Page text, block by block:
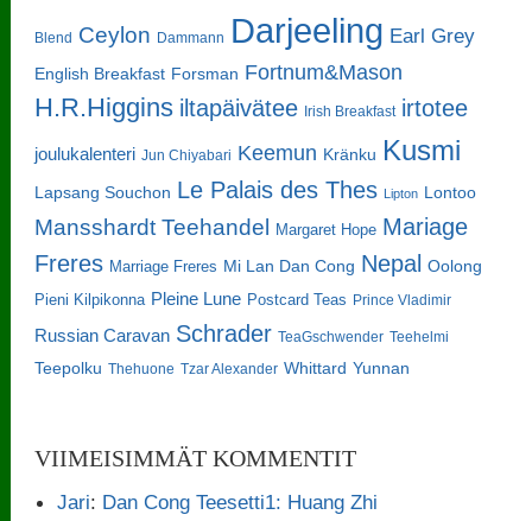
Blend Ceylon Dammann Darjeeling Earl Grey
English Breakfast Forsman Fortnum&Mason
H.R.Higgins iltapäivätee Irish Breakfast irtotee
joulukalenteri Jun Chiyabari Keemun Kränku Kusmi
Lapsang Souchon Le Palais des Thes Lipton Lontoo
Mansshardt Teehandel Margaret Hope Mariage
Freres Marriage Freres Mi Lan Dan Cong Nepal Oolong
Pieni Kilpikonna Pleine Lune Postcard Teas Prince Vladimir
Russian Caravan Schrader TeaGschwender Teehelmi
Teepolku Thehuone Tzar Alexander Whittard Yunnan
VIIMEISIMMÄT KOMMENTIT
Jari: Dan Cong Teesetti1: Huang Zhi